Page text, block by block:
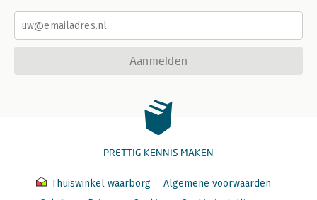
Aanmelden
PRETTIG KENNIS MAKEN
Thuiswinkel waarborg
Algemene voorwaarden